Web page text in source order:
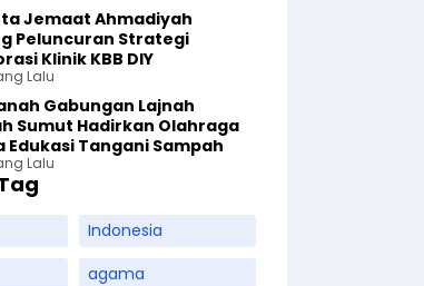
Jemaat Ahmadiyah
Peluncuran Strategi
Klinik KBB DIY
Lalu
Gabungan Lajnah
Sumut Hadirkan Olahraga
Edukasi Tangani Sampah
Lalu
Indonesia
agama